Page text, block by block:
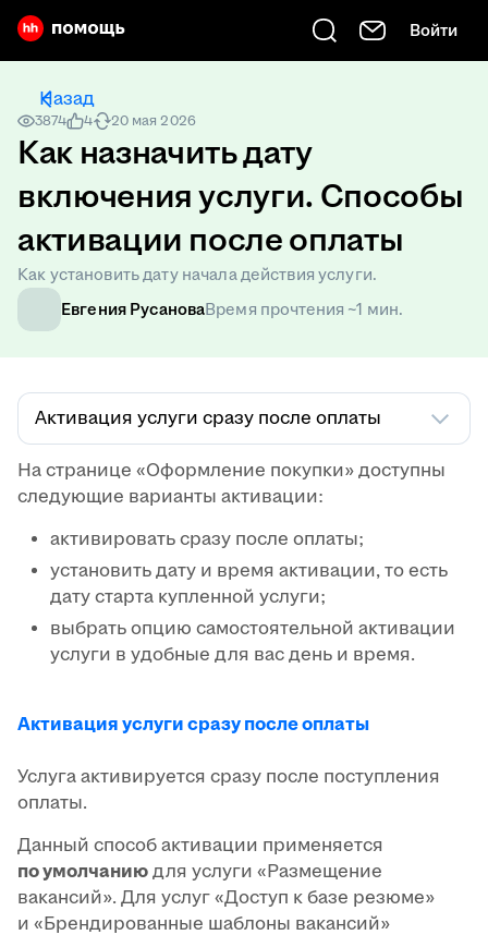
Войти
Назад
3874 4 20 мая 2026
Как назначить дату
включения услуги. Способы
активации после оплаты
Как установить дату начала действия услуги.
Евгения РусановаВремя прочтения ~1 мин.
Активация услуги сразу после оплаты
На странице «Оформление покупки» доступны
следующие варианты активации:
активировать сразу после оплаты;
установить дату и время активации, то есть
дату старта купленной услуги;
выбрать опцию самостоятельной активации
услуги в удобные для вас день и время.
Активация услуги сразу после оплаты
Услуга активируется сразу после поступления
оплаты.
Данный способ активации применяется
по умолчанию для услуги «Размещение
вакансий». Для услуг «Доступ к базе резюме»
и «Брендированные шаблоны вакансий»